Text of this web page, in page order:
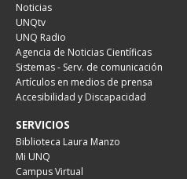
Noticias
UNQtv
UNQ Radio
Agencia de Noticias Científicas
Sistemas - Serv. de comunicación
Artículos en medios de prensa
Accesibilidad y Discapacidad
SERVICIOS
Biblioteca Laura Manzo
Mi UNQ
Campus Virtual